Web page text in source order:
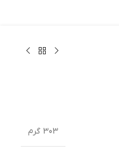
303 گرم